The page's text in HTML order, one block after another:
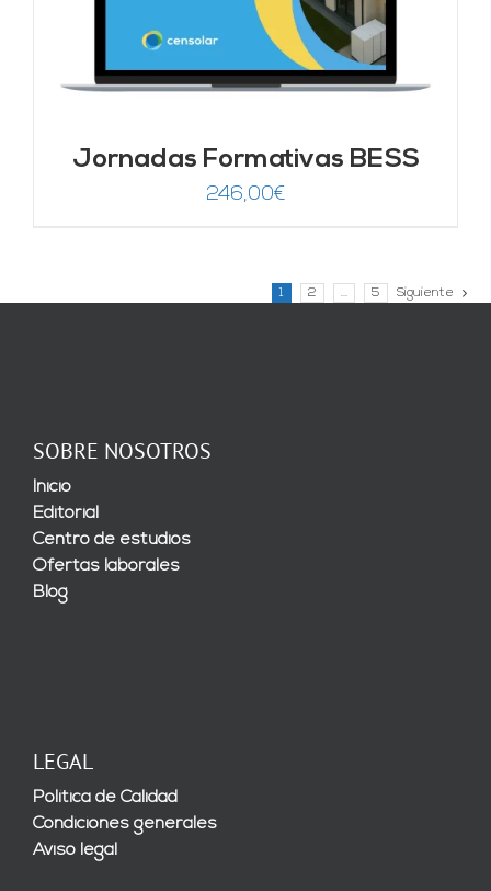
Jornadas Formativas BESS
246,00€
1 2 … 5 Siguiente
SOBRE NOSOTROS
Inicio
Editorial
Centro de estudios
Ofertas laborales
Blog
LEGAL
Política de Calidad
Condiciones generales
Aviso legal